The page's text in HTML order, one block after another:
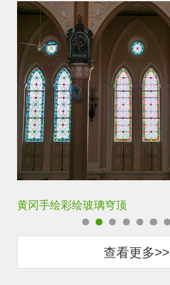
宝鸡代加工蒂凡尼玻璃
查看更多>>